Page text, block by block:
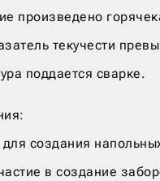
произведено
текучести
поддается сварке.
создания
в создание